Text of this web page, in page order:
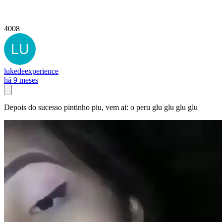
4008
lukedeexperience
há 9 meses
Depois do sucesso pintinho piu, vem ai: o peru glu glu glu glu